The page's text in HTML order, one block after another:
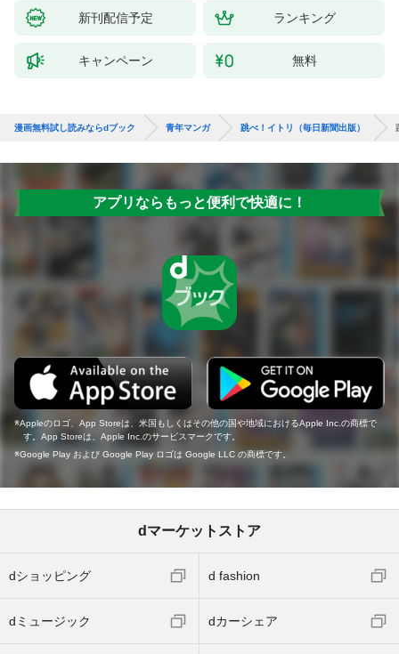
新刊配信予定 ランキング
キャンペーン 無料
漫画無料試し読みならdブック 青年マンガ 跳べ！イトリ（毎日新聞出版）
アプリならもっと便利で快適に！
Appleのロゴ、App Storeは、米国もしくはその他の国や地域におけるApple Inc.の商標で
す。App Storeは、Apple Inc.のサービスマークです。
Google Play および Google Play ロゴは Google LLC の商標です。
dマーケットストア
dショッピング d fashion
dミュージック dカーシェア